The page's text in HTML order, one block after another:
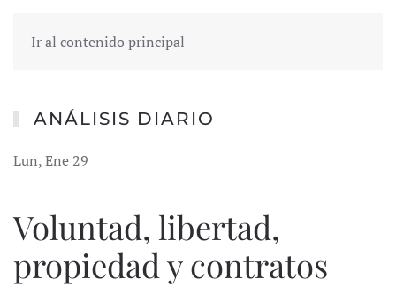
Ir al contenido principal
ANÁLISIS DIARIO
Lun, Ene 29
Voluntad, libertad,
propiedad y contratos